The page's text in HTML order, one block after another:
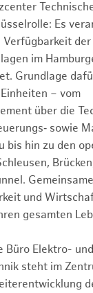
Es
Verfügbarkeit
im
Grundlage
– vom
über die
sowie
bis hin zu den
und
gesamten
Büro Elektro- und
steht im